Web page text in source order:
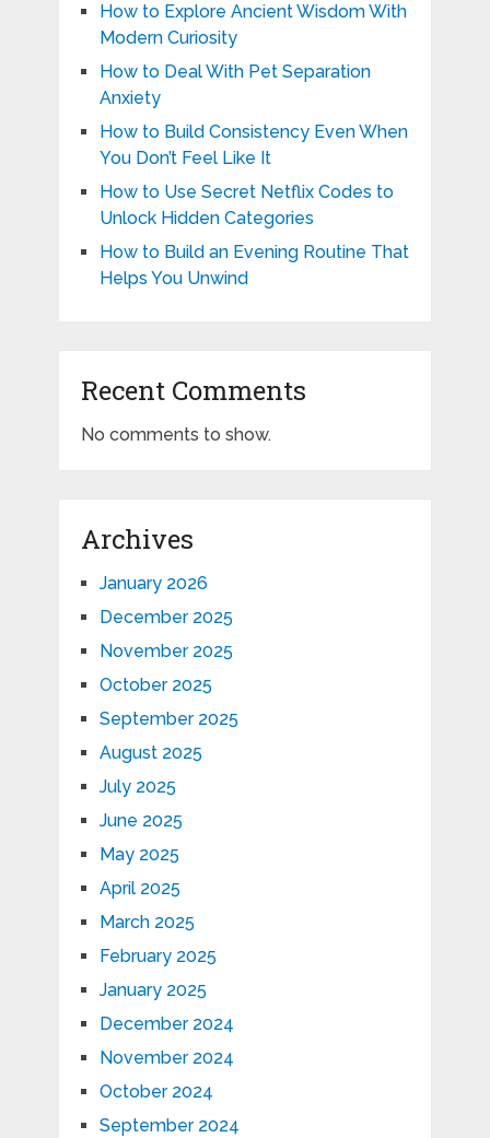
How to Explore Ancient Wisdom With
Modern Curiosity
How to Deal With Pet Separation
Anxiety
How to Build Consistency Even When
You Don’t Feel Like It
How to Use Secret Netflix Codes to
Unlock Hidden Categories
How to Build an Evening Routine That
Helps You Unwind
Recent Comments
No comments to show.
Archives
January 2026
December 2025
November 2025
October 2025
September 2025
August 2025
July 2025
June 2025
May 2025
April 2025
March 2025
February 2025
January 2025
December 2024
November 2024
October 2024
September 2024